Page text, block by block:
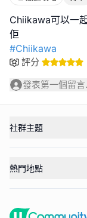
Chiikawa可以一
#Chiikawa
評分
發表第一個留言
社群主題
熱門地點